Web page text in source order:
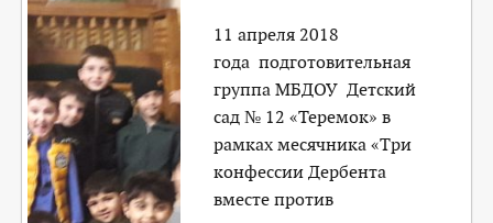
11 апреля 2018
года подготовительная
группа МБДОУ Детский
сад № 12 «Теремок» в
рамках месячника «Три
конфессии Дербента
вместе против